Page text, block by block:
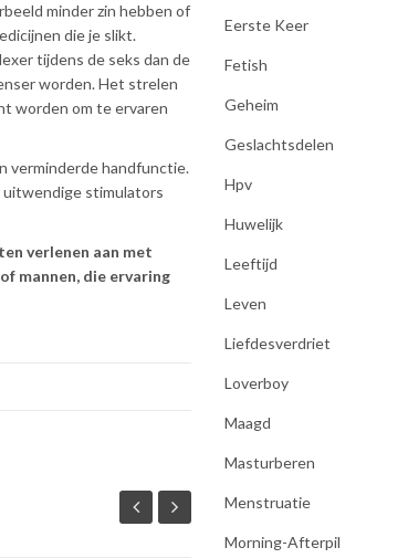
minder zin hebben of
die je slikt.
tijdens de seks dan de
worden. Het strelen
worden om te ervaren
verminderde handfunctie.
uitwendige stimulators
verlenen aan met
mannen, die ervaring
Eerste Keer
Fetish
Geheim
Geslachtsdelen
Hpv
Huwelijk
Leeftijd
Leven
Liefdesverdriet
Loverboy
Maagd
Masturberen
Menstruatie
Morning-Afterpil